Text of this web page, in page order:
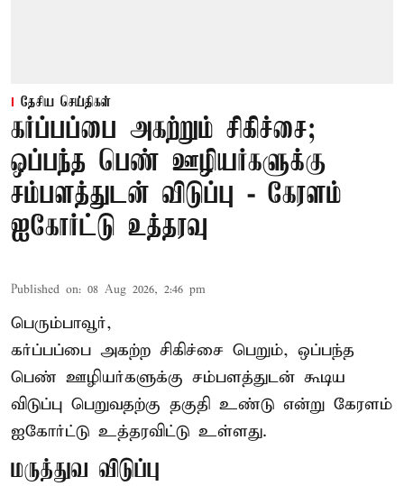
தேசிய செய்திகள்
கர்ப்பப்பை அகற்றும் சிகிச்சை;
ஒப்பந்த பெண் ஊழியர்களுக்கு
சம்பளத்துடன் விடுப்பு - கேரளம்
ஐகோர்ட்டு உத்தரவு
Published on: 08 Aug 2026, 2:46 pm
பெரும்பாவூர்,
கர்ப்பப்பை அகற்ற சிகிச்சை பெறும், ஒப்பந்த
பெண் ஊழியர்களுக்கு சம்பளத்துடன் கூடிய
விடுப்பு பெறுவதற்கு தகுதி உண்டு என்று கேரளம்
ஐகோர்ட்டு உத்தரவிட்டு உள்ளது.
மருத்துவ விடுப்பு